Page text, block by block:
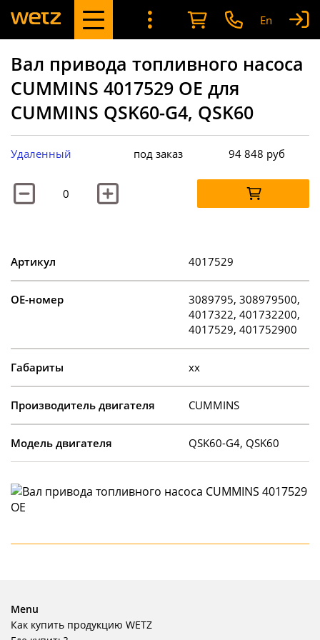
En
Вал привода топливного насоса
CUMMINS 4017529 OE для
CUMMINS QSK60-G4, QSK60
Удаленный под заказ 94 848 руб
Артикул 4017529
OE-номер
3089795, 308979500,
4017322, 401732200,
4017529, 401752900
Габариты xx
Производитель двигателя CUMMINS
Модель двигателя QSK60-G4, QSK60
Menu
Как купить продукцию WETZ